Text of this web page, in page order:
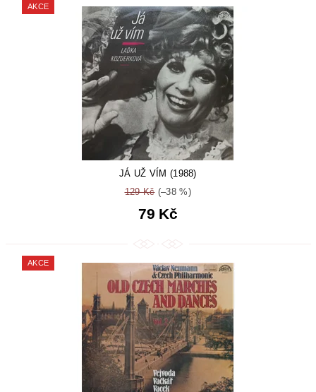
AKCE
JÁ UŽ VÍM (1988)
129 Kč(–38 %)
79 Kč
AKCE